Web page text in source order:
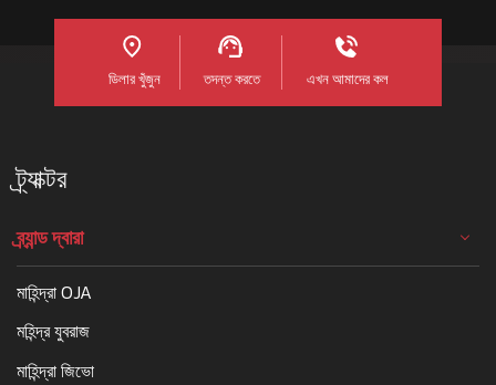
ডিলার খুঁজুন তদন্ত করতে এখন আমাদের কল
ট্র্যাক্টর
ব্র্যান্ড দ্বারা
মাহিন্দ্রা OJA
মহিন্দ্র যুবরাজ
মাহিন্দ্রা জিভো